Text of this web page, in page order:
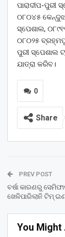
ପାରାଦୀପ-ପୁରୀ
୦୮୦୪୫
ସ୍ପେଶାଲ,
୦୮୦୨୫
ପୁରୀ ସ୍ପେଶାଲ
ଯାତ୍ରା କରିବ।
0
Share
PREV POST
ବର୍ଷା କାରଣରୁ
ଖେଳିପାରିଲାନି ଟିମ୍
You Might